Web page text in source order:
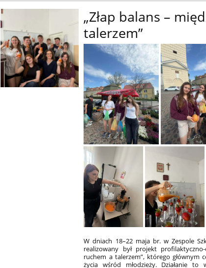
Aktualności
„Złap balans –
talerzem”
W dniach 18–22 maja br. w Zespole
realizowany był projekt
ruchem a talerzem”, którego głównym
życia wśród młodzieży. Działanie